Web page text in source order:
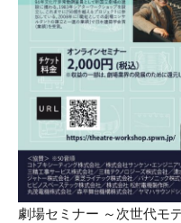
劇場セミナー ～次世代モ